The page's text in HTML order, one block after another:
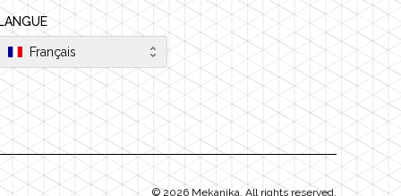
LANGUE
Français
©2026 Mekanika. All rights reserved.